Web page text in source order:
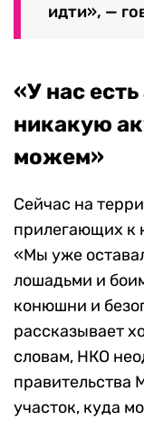
идти», —
«У нас
никакую
можем»
Сейчас на
прилегающих к
«Мы уже
лошадьми и
конюшни и
рассказывает
словам, НКО
правительства
участок, куда